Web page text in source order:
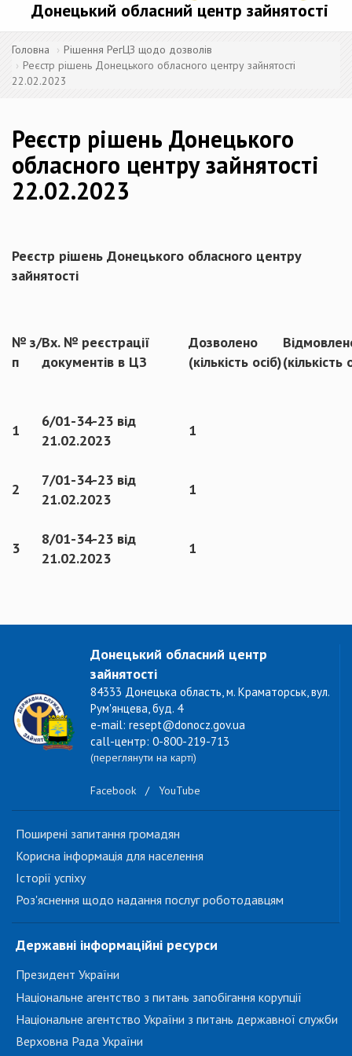
Донецький обласний центр зайнятості
Головна
Рішення РегЦЗ щодо дозволів
Реєстр рішень Донецького обласного центру зайнятості
22.02.2023
Реєстр рішень Донецького
обласного центру зайнятості
22.02.2023
Реєстр рішень Донецького обласного центру
зайнятості
№ з/
п
Вх. № реєстрації
документів в ЦЗ
Дозволено
(кількість осіб)(кількість
1
6/01-34-23 від
21.02.2023
1
2
7/01-34-23 від
21.02.2023
1
3
8/01-34-23 від
21.02.2023
1
Донецький обласний центр
зайнятості
84333 Донецька область, м. Краматорськ, вул.
Рум'янцева, буд. 4
e-mail: resept@donocz.gov.ua
call-центр: 0-800-219-713
(переглянути на карті)
Facebook / YouTube
Поширені запитання громадян
Корисна інформація для населення
Історії успіху
Роз'яснення щодо надання послуг роботодавцям
Державні інформаційні ресурси
Президент України
Національне агентство з питань запобігання корупції
Національне агентство України з питань державної служби
Верховна Рада України